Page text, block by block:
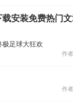
安装免费热门
极足球大狂欢
作
作